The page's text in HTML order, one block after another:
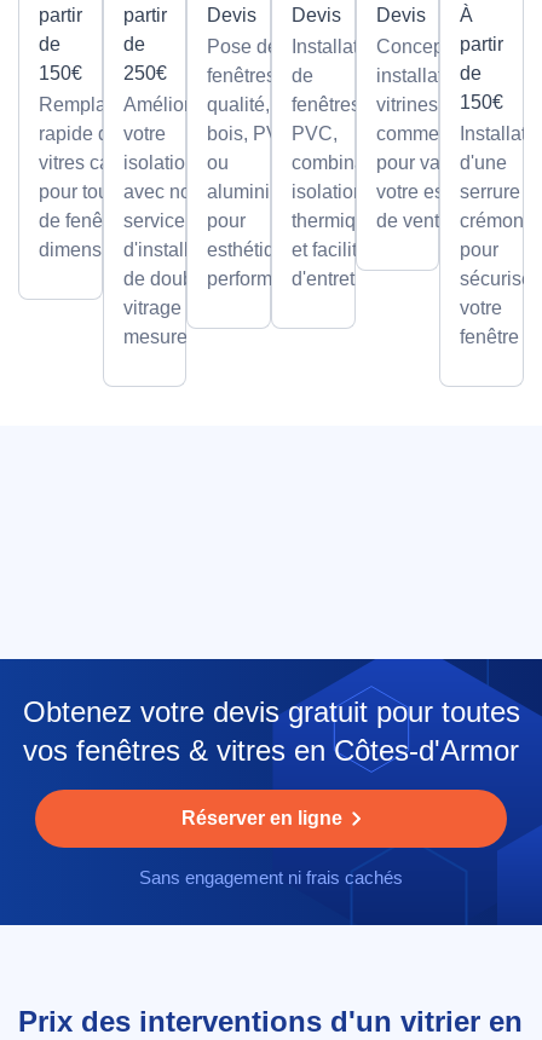
partir
de
150€
Remplacement
rapide de
vitres cassées,
pour tous types
de fenêtres et
dimensions.
partir
de
250€
Améliorez
votre
isolation
avec notre
service
d'installation
de double
vitrage sur
mesure.
Devis
Pose de
fenêtres de
qualité, en
bois, PVC
ou
aluminium,
pour
esthétique et
performance.
Devis
Installation
de
fenêtres
PVC,
combinant
isolation
thermique
et facilité
d'entretien.
Devis
Conception et
installation de
vitrines
commerciales
pour valoriser
votre espace
de vente.
À
partir
de
150€
d'une
serrure à
crémone
pour
sécuriser
votre
fenêtre
Obtenez votre devis gratuit pour toutes
vos fenêtres & vitres en Côtes-d'Armor
Réserver en ligne
Sans engagement ni frais cachés
Prix des interventions d'un vitrier en